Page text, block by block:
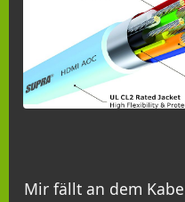
Mir fällt an dem